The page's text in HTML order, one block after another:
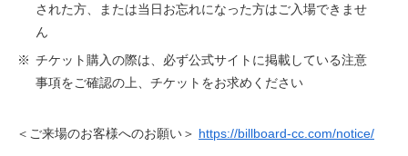
された方、または当日お忘れになった方はご入場できませ
ん
※ チケット購入の際は、必ず公式サイトに掲載している注意
事項をご確認の上、チケットをお求めください
＜ご来場のお客様へのお願い＞ https://billboard-cc.com/notice/